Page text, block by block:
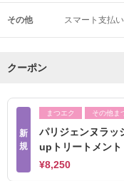
その他 スマート支払
クーポン
新
規
まつエク その他ま
パリジェンヌラッ
upトリートメント
¥8,250